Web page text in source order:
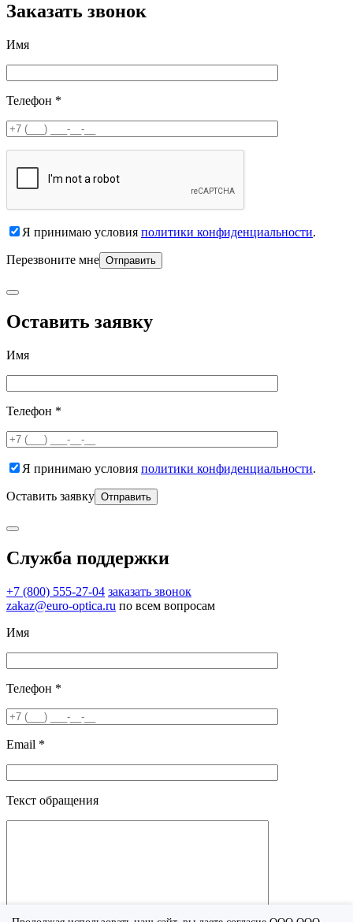
Заказать звонок
Имя
Телефон *
Я принимаю условия политики конфиденциальности.
Перезвоните мне
Оставить заявку
Имя
Телефон *
Я принимаю условия политики конфиденциальности.
Оставить заявку
Служба поддержки
+7 (800) 555-27-04 заказать звонок
zakaz@euro-optica.ru по всем вопросам
Имя
Телефон *
Email *
Текст обращения